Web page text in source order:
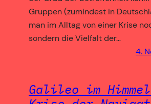
Gruppen (zumindest in
man im Alltag von einer Krise
sondern die Vielfalt der…
4.
Galileo im